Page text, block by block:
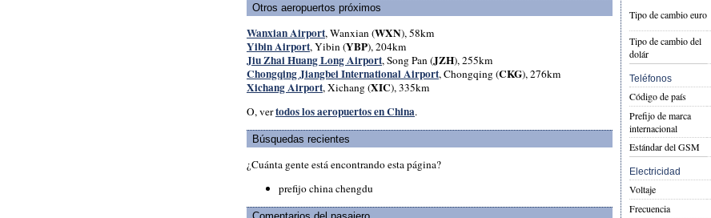
Otros aeropuertos próximos
Wanxian Airport, Wanxian (WXN), 58km
Yibin Airport, Yibin (YBP), 204km
Jiu Zhai Huang Long Airport, Song Pan (JZH), 255km
Chongqing Jiangbei International Airport, Chongqing (CKG), 276km
Xichang Airport, Xichang (XIC), 335km
O, vertodos los aeropuertos en China.
Búsquedas recientes
¿Cuánta gente está encontrando esta página?
prefijo china chengdu
Tipo de cambio euro
Tipo de cambio del
dolár
Teléfonos
Código de país
Prefijo de marca
internacional
Estándar del GSM
Electricidad
Voltaje
Frecuencia